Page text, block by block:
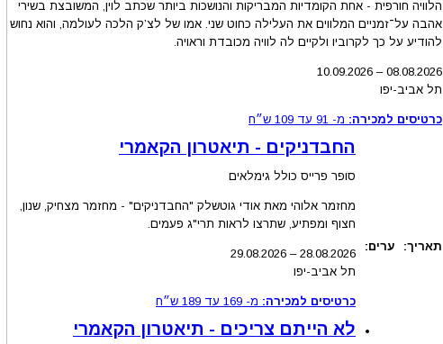
תאריך: ערים:
הלוויה חורפית - אחת הקומדיות המבריקות והנושכות ביותר שכתב לוין, המשובצת בשירי
אהבה על־זמניים המלווים את העלילה כחוט שני. אמו של לצ’ק הלכה לעולמה, והוא נחוש
להודיע על כך לקרוביו ולקיים לה לוויה מכובדת וראויה.
08.08.2026
–
10.09.2026
תל אביב-יפו
כרטיסים למכירה: מ- 91 עד 109 ש״ח
החבדניקים - תיאטרון הקאמרי
סופר פרייס כולל גימלאים
מחזמר אלוהי מאת אודי גוטשלק "החבדניקים" - מחזמר מצחיק, שנון,
חצוף ומפתיע, שתרצו לראות תרי"ג פעמים.
28.08.2026
–
29.08.2026
תל אביב-יפו
כרטיסים למכירה: מ- 169 עד 189 ש״ח
לא הייתם צריכים - תיאטרון הקאמרי